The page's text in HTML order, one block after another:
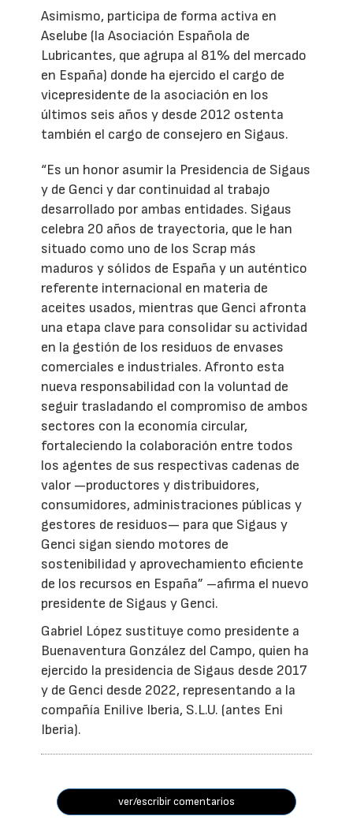
Asimismo, participa de forma activa en
Aselube (la Asociación Española de
Lubricantes, que agrupa al 81% del mercado
en España) donde ha ejercido el cargo de
vicepresidente de la asociación en los
últimos seis años y desde 2012 ostenta
también el cargo de consejero en Sigaus.
“Es un honor asumir la Presidencia de Sigaus
y de Genci y dar continuidad al trabajo
desarrollado por ambas entidades. Sigaus
celebra 20 años de trayectoria, que le han
situado como uno de los Scrap más
maduros y sólidos de España y un auténtico
referente internacional en materia de
aceites usados, mientras que Genci afronta
una etapa clave para consolidar su actividad
en la gestión de los residuos de envases
comerciales e industriales. Afronto esta
nueva responsabilidad con la voluntad de
seguir trasladando el compromiso de ambos
sectores con la economía circular,
fortaleciendo la colaboración entre todos
los agentes de sus respectivas cadenas de
valor —productores y distribuidores,
consumidores, administraciones públicas y
gestores de residuos— para que Sigaus y
Genci sigan siendo motores de
sostenibilidad y aprovechamiento eficiente
de los recursos en España” –afirma el nuevo
presidente de Sigaus y Genci.
Gabriel López sustituye como presidente a
Buenaventura González del Campo, quien ha
ejercido la presidencia de Sigaus desde 2017
y de Genci desde 2022, representando a la
compañía Enilive Iberia, S.L.U. (antes Eni
Iberia).
ver/escribir comentarios